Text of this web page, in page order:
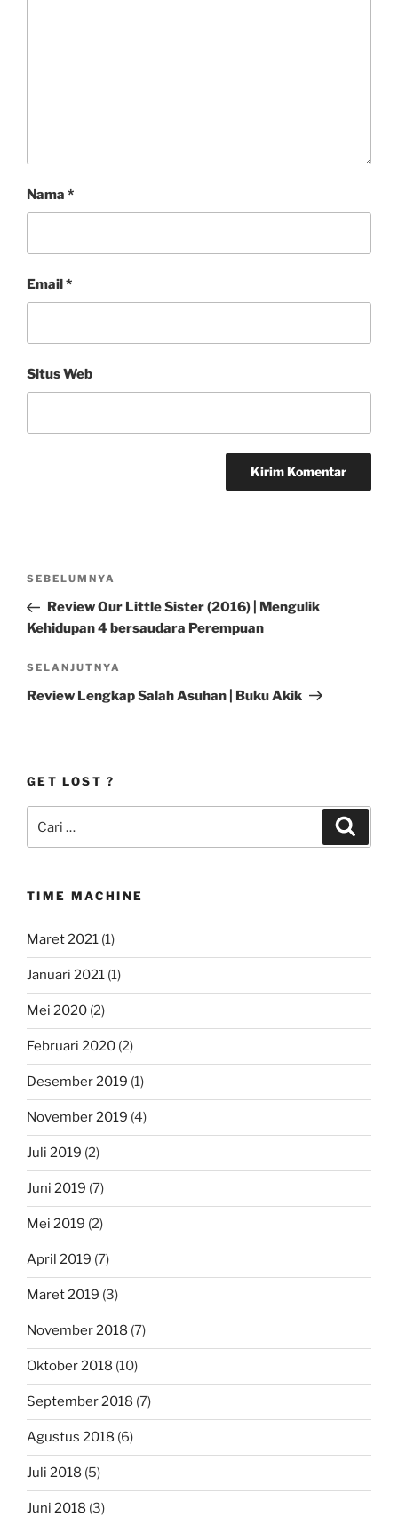
Nama *
Email*
Situs Web
Navigasi
Pos
Sebelumnya
SEBELUMNYA
Review Our Little Sister (2016) | Mengulik
Kehidupan 4 bersaudara Perempuan
Pos
Selanjutnya
SELANJUTNYA
Review Lengkap Salah Asuhan | Buku Akik
GET LOST ?
untuk:
TIME MACHINE
Maret 2021 (1)
Januari 2021 (1)
Mei 2020 (2)
Februari 2020 (2)
Desember 2019 (1)
November 2019 (4)
Juli 2019 (2)
Juni 2019 (7)
Mei 2019 (2)
April 2019 (7)
Maret 2019 (3)
November 2018 (7)
Oktober 2018 (10)
September 2018 (7)
Agustus 2018 (6)
Juli 2018 (5)
Juni 2018 (3)